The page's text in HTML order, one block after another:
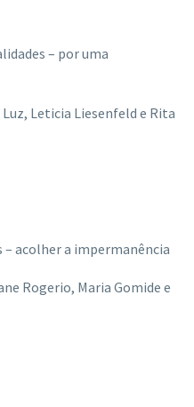
– por uma
Leticia Liesenfeld e Rita
– acolher a impermanência
Rogerio, Maria Gomide e